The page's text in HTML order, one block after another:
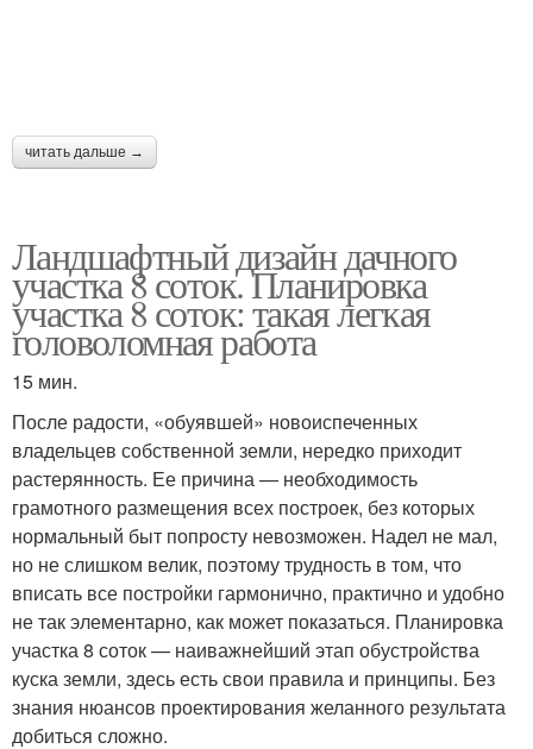
читать дальше →
Ландшафтный дизайн дачного
участка 8 соток. Планировка
участка 8 соток: такая легкая
головоломная работа
15 мин.
После радости, «обуявшей» новоиспеченных
владельцев собственной земли, нередко приходит
растерянность. Ее причина — необходимость
грамотного размещения всех построек, без которых
нормальный быт попросту невозможен. Надел не мал,
но не слишком велик, поэтому трудность в том, что
вписать все постройки гармонично, практично и удобно
не так элементарно, как может показаться. Планировка
участка 8 соток — наиважнейший этап обустройства
куска земли, здесь есть свои правила и принципы. Без
знания нюансов проектирования желанного результата
добиться сложно.